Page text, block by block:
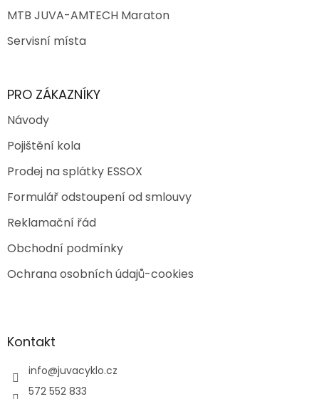
MTB JUVA-AMTECH Maraton
Servisní místa
PRO ZÁKAZNÍKY
Návody
Pojištění kola
Prodej na splátky ESSOX
Formulář odstoupení od smlouvy
Reklamační řád
Obchodní podmínky
Ochrana osobních údajů-cookies
Kontakt
info@juvacyklo.cz
572 552 833